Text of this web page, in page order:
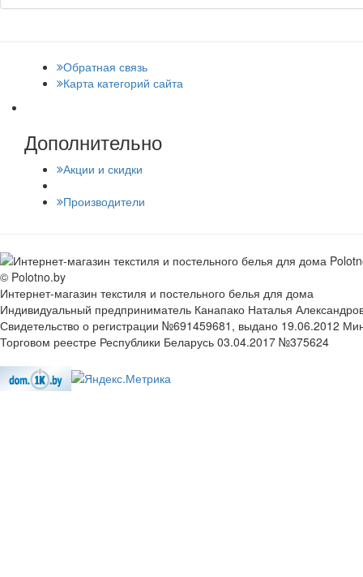
Обратная связь
Карта категорий сайта
Дополнительно
Акции и скидки
Производители
© Polotno.by
Интернет-магазин текстиля и постельного белья для дома
Индивидуальный предприниматель Канапако Наталья
Свидетельство о регистрации №691459681, выдано 19.06.2012
Торговом реестре Республики Беларусь 03.04.2017 №375624